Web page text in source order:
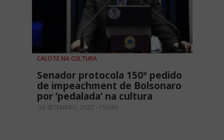
CALOTE NA CULTURA
Senador protocola 150º pedido
de impeachment de Bolsonaro
por ‘pedalada’ na cultura
16 SETEMBRO, 2022 - 15H39